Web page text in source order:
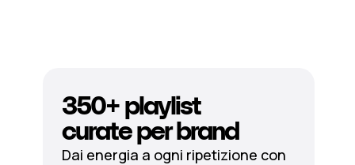
350+ playlist
curate per brand
Dai energia a ogni ripetizione con